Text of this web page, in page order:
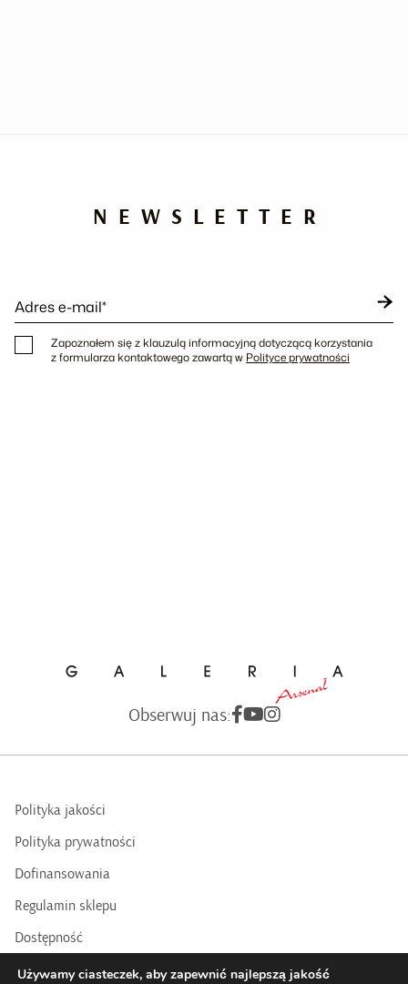
NEWSLETTER
Adres e-mail*
Zapoznałem się z klauzulą informacyjną dotyczącą korzystania
z formularza kontaktowego zawartą w Polityce prywatności
Obserwuj nas:
Polityka jakości
Polityka prywatności
Dofinansowania
Regulamin sklepu
Dostępność
BIP
Używamy ciasteczek, aby zapewnić najlepszą jakość